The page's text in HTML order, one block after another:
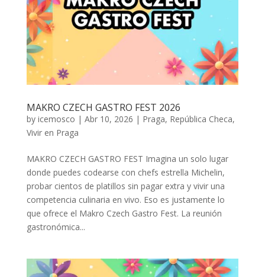
MAKRO CZECH GASTRO FEST 2026
by icemosco | Abr 10, 2026 | Praga, República Checa,
Vivir en Praga
MAKRO CZECH GASTRO FEST Imagina un solo lugar
donde puedes codearse con chefs estrella Michelin,
probar cientos de platillos sin pagar extra y vivir una
competencia culinaria en vivo. Eso es justamente lo
que ofrece el Makro Czech Gastro Fest. La reunión
gastronómica...